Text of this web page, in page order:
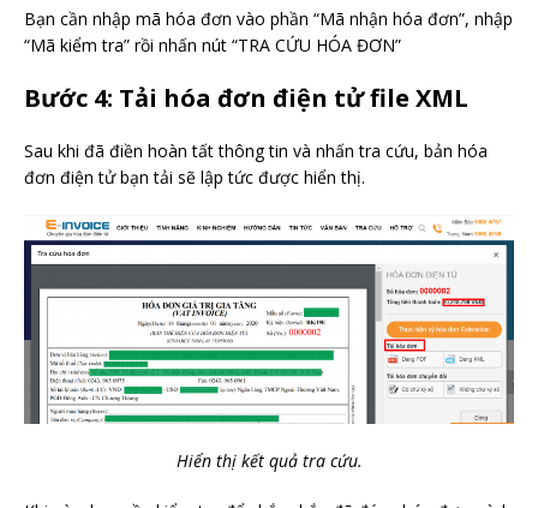
Bạn cần nhập mã hóa đơn vào phần “Mã nhận hóa đơn”, nhập
“Mã kiểm tra” rồi nhấn nút “TRA CỨU HÓA ĐƠN”
Bước 4: Tải hóa đơn điện tử file XML
Sau khi đã điền hoàn tất thông tin và nhấn tra cứu, bản hóa
đơn điện tử bạn tải sẽ lập tức được hiển thị.
Hiển thị kết quả tra cứu.